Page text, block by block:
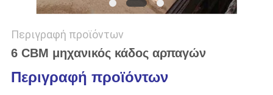
Περιγραφή προϊόντων
6 CBM μηχανικός κάδος αρπαγών
Περιγραφή προϊόντων